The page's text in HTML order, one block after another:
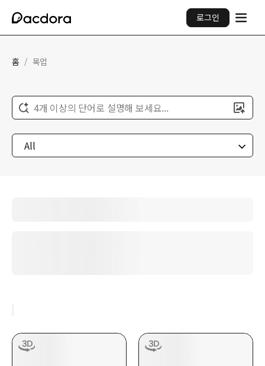
로그인
홈 / 목업
4개 이상의 단어로 설명해 보세요...
All